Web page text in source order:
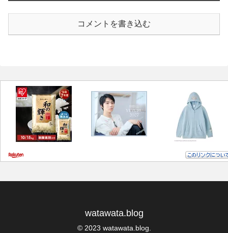
コメントを書き込む
watawata.blog
© 2023 watawata.blog.